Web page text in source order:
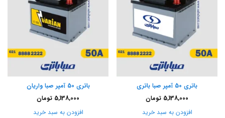
باتری 50 آمپر صبا باتری
5,138,000 تومان
افزودن به سبد خرید
باتری 50 آمپر صبا واریان
5,138,000 تومان
افزودن به سبد خرید